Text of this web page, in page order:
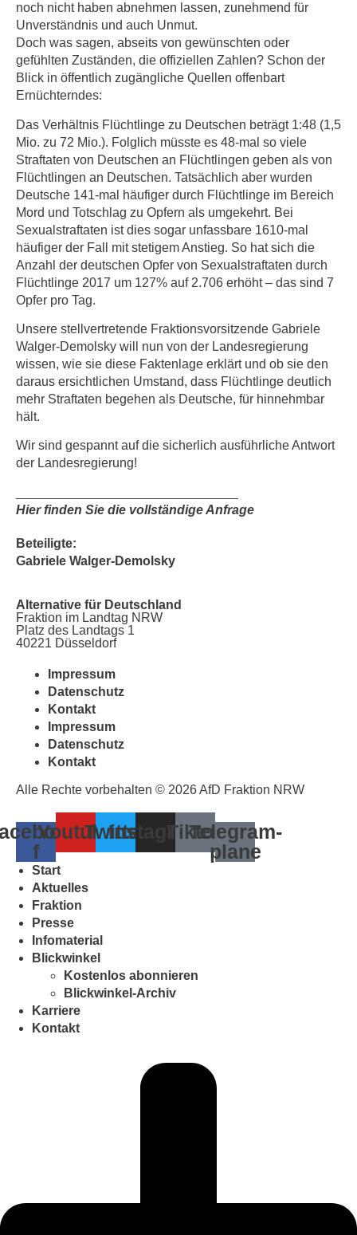
noch nicht haben abnehmen lassen, zunehmend für
Unverständnis und auch Unmut.
Doch was sagen, abseits von gewünschten oder
gefühlten Zuständen, die offiziellen Zahlen? Schon der
Blick in öffentlich zugängliche Quellen offenbart
Ernüchterndes:
Das Verhältnis Flüchtlinge zu Deutschen beträgt 1:48 (1,5
Mio. zu 72 Mio.). Folglich müsste es 48-mal so viele
Straftaten von Deutschen an Flüchtlingen geben als von
Flüchtlingen an Deutschen. Tatsächlich aber wurden
Deutsche 141-mal häufiger durch Flüchtlinge im Bereich
Mord und Totschlag zu Opfern als umgekehrt. Bei
Sexualstraftaten ist dies sogar unfassbare 1610-mal
häufiger der Fall mit stetigem Anstieg. So hat sich die
Anzahl der deutschen Opfer von Sexualstraftaten durch
Flüchtlinge 2017 um 127% auf 2.706 erhöht – das sind 7
Opfer pro Tag.
Unsere stellvertretende Fraktionsvorsitzende Gabriele
Walger-Demolsky will nun von der Landesregierung
wissen, wie sie diese Faktenlage erklärt und ob sie den
daraus ersichtlichen Umstand, dass Flüchtlinge deutlich
mehr Straftaten begehen als Deutsche, für hinnehmbar
hält.
Wir sind gespannt auf die sicherlich ausführliche Antwort
der Landesregierung!
Hier finden Sie die vollständige Anfrage
Beteiligte:
Gabriele Walger-Demolsky
Alternative für Deutschland
Fraktion im Landtag NRW
Platz des Landtags 1
40221 Düsseldorf
Impressum
Datenschutz
Kontakt
Impressum
Datenschutz
Kontakt
Alle Rechte vorbehalten © 2026 AfD Fraktion NRW
f
Youtube
Twitter
Instagram
Tiktok
Telegram-
plane
Start
Aktuelles
Fraktion
Presse
Infomaterial
Blickwinkel
Kostenlos abonnieren
Blickwinkel-Archiv
Karriere
Kontakt